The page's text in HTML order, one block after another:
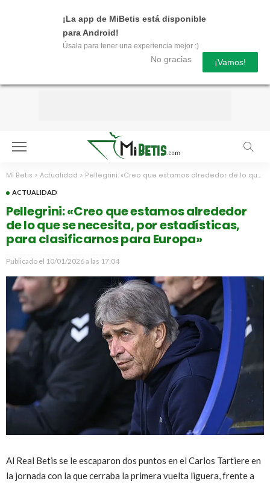
¡La app de MiBetis está disponible
para Android!
Úsala para tener una experiencia mejor :)
No gracias ¡Vamos!
Mi Betis > Actualidad > Pellegrini: «Creo que estamos alrededor de lo que se necesita, por estadísticas, para clasificarnos para Europa»
ACTUALIDAD
Pellegrini: «Creo que estamos alrededor
de lo que se necesita, por estadísticas,
para clasificarnos para Europa»
Publicado el 10/01/2026 a las 17:04
Al Real Betis se le escaparon dos puntos en el Carlos Tartiere en
la jornada con la que cerraba la primera vuelta liguera, frente a